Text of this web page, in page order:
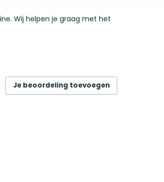
Wij helpen je graag met het
Je beoordeling toevoegen